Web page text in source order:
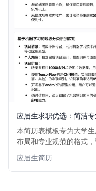
应届生求职优选：简洁
本简历表模板专为大学
布局和专业规范的格式
快速浏览，是大学生迈
应届生简历